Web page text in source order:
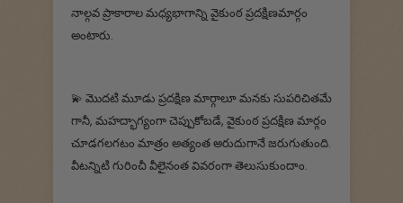
నాల్గవ ప్రాకారాల మధ్యభాగాన్ని వైకుంఠ ప్రదక్షిణమార్గం
అంటారు.
💫 మొదటి మూడు ప్రదక్షిణ మార్గాలూ మనకు సుపరిచితమే
గానీ, మహద్భాగ్యంగా చెప్పుకోబడే, వైకుంఠ ప్రదక్షిణ మార్గం
చూడగలగటం మాత్రం అత్యంత అరుదుగానే జరుగుతుంది.
వీటన్నిటి గురించీ వీలైనంత వివరంగా తెలుసుకుందాం.